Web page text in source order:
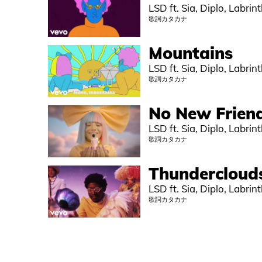
LSD ft. Sia, Diplo,
歌詞カタカナ
Mountains
LSD ft. Sia, Diplo,
歌詞カタカナ
No New
LSD ft. Sia, Diplo,
歌詞カタカナ
LSD ft. Sia, Diplo,
歌詞カタカナ